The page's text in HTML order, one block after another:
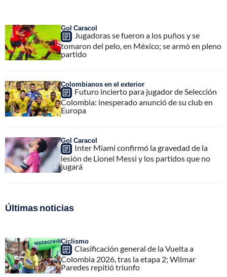
Gol Caracol
Jugadoras se fueron a los puños y se
tomaron del pelo, en México; se armó en pleno
partido
Colombianos en el exterior
Futuro incierto para jugador de Selección
Colombia: inesperado anunció de su club en
Europa
Gol Caracol
Inter Miami confirmó la gravedad de la
lesión de Lionel Messi y los partidos que no
jugará
Últimas noticias
Ciclismo
Clasificación general de la Vuelta a
Colombia 2026, tras la etapa 2; Wilmar
Paredes repitió triunfo